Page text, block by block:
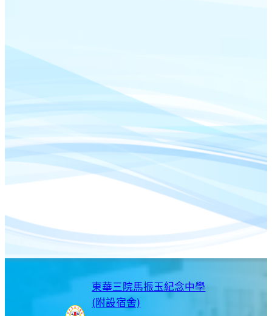
東華三院馬振玉紀念中學
(附設宿舍)